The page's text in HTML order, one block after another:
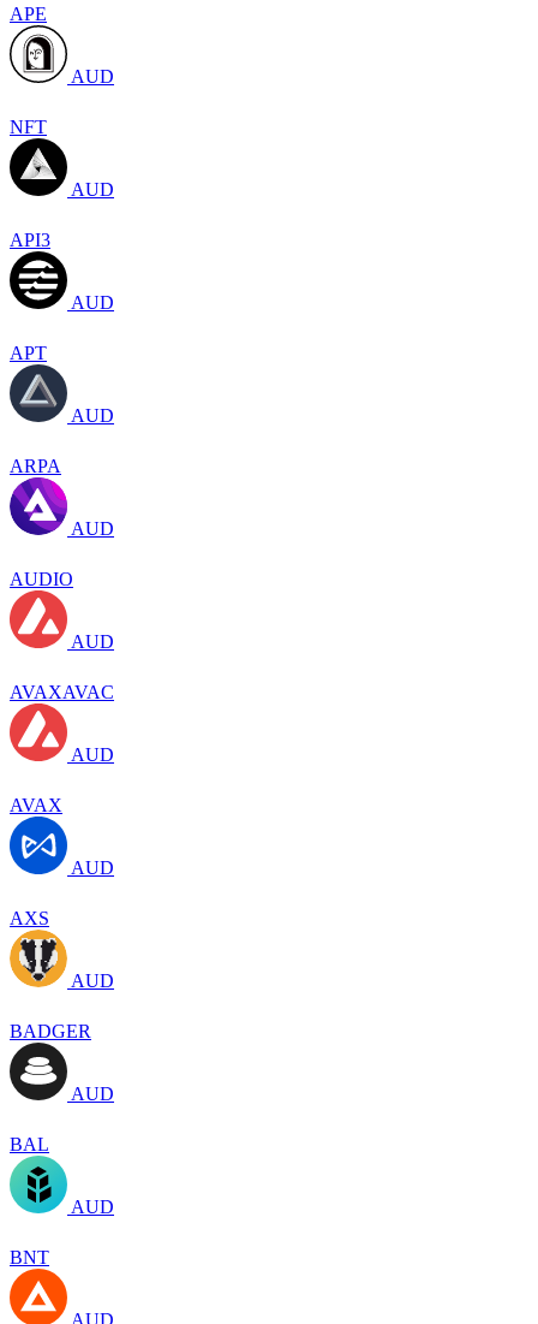
APE
AUD
NFT
AUD
API3
AUD
APT
AUD
ARPA
AUD
AUDIO
AUD
AVAXAVAC
AUD
AVAX
AUD
AXS
AUD
BADGER
AUD
BAL
AUD
BNT
AUD